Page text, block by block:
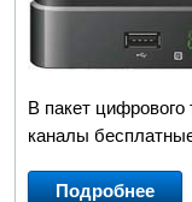
В пакет цифрового
каналы
Подробнее